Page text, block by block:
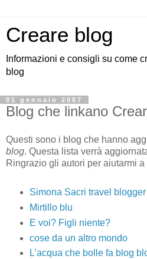
Creare blog
Informazioni e consigli su come
blog
01 gennaio 2007
Blog che linkano
Questi sono i blog che hanno
blog. Questa lista verrà
Ringrazio gli autori per aiutarmi
Simona Sacri travel blogger
Mirtillo blu
E voi? Figli niente?
cose da un altro mondo
L’acqua che bolle fa blog